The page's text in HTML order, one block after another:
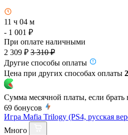
11 ч 04 м
- 1 001 ₽
При оплате наличными
2 309 ₽ 3 310 ₽
Другие способы оплаты
Цена при других способах оплаты
Сумма месячной платы, если брать
69 бонусов
Игра Mafia Trilogy (PS4, русская
Много